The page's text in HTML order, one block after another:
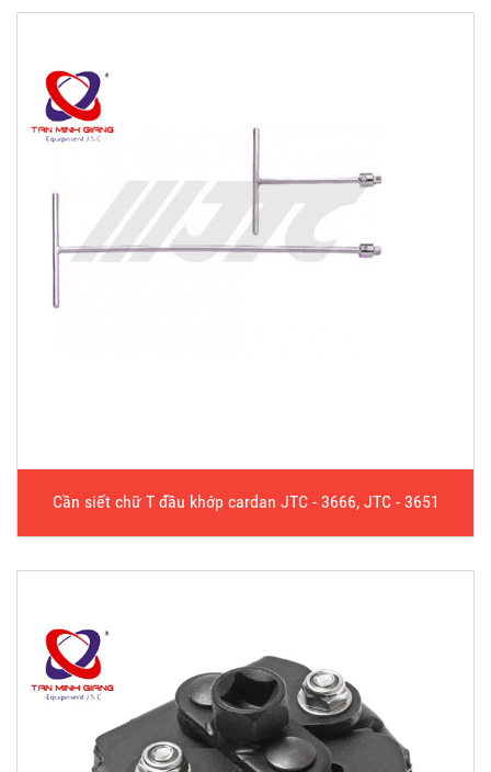
Cần siết chữ T đầu khớp cardan JTC - 3666, JTC - 3651